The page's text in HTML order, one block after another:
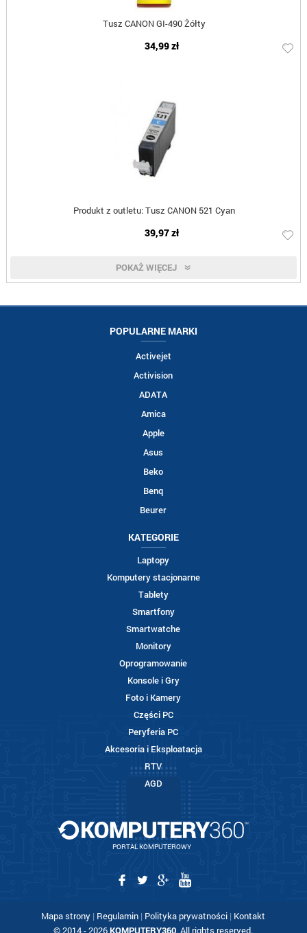
Tusz CANON GI-490 Żółty
34,99 zł
Produkt z outletu: Tusz CANON 521 Cyan
39,97 zł
POKAŻ WIĘCEJ
POPULARNE MARKI
Activejet
Activision
ADATA
Amica
Apple
Asus
Beko
Benq
Beurer
KATEGORIE
Laptopy
Komputery stacjonarne
Tablety
Smartfony
Smartwatche
Monitory
Oprogramowanie
Konsole i Gry
Foto i Kamery
Części PC
Peryferia PC
Akcesoria i Eksploatacja
RTV
AGD
PORTAL KOMPUTEROWY
Mapa strony | Regulamin | Polityka prywatności | Kontakt
© 2014 - 2026KOMPUTERY360. All rights reserved.